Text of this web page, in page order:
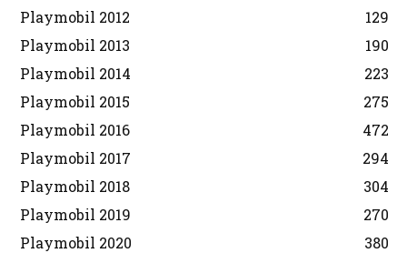
Playmobil 2012
129
Playmobil 2013
190
Playmobil 2014
223
Playmobil 2015
275
Playmobil 2016
472
Playmobil 2017
294
Playmobil 2018
304
Playmobil 2019
270
Playmobil 2020
380